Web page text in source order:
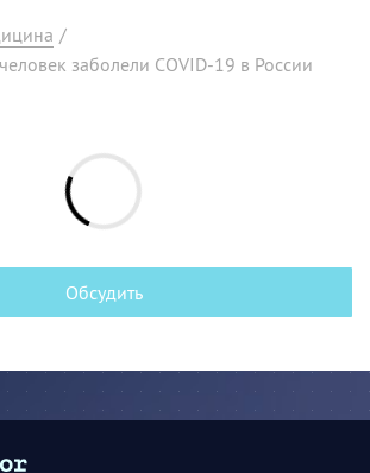
/
заболели COVID-19 в России
Обсудить